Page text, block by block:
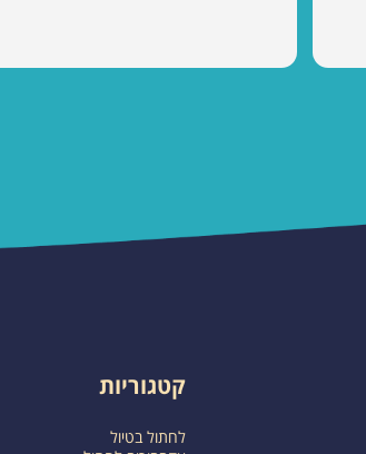
קטגוריות
לחתול בטיול